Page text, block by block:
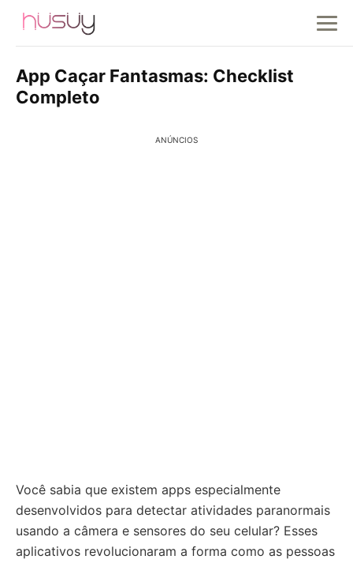
App Caçar Fantasmas: Checklist
Completo
ANÚNCIOS
Você sabia que existem apps especialmente
desenvolvidos para detectar atividades paranormais
usando a câmera e sensores do seu celular? Esses
aplicativos revolucionaram a forma como as pessoas